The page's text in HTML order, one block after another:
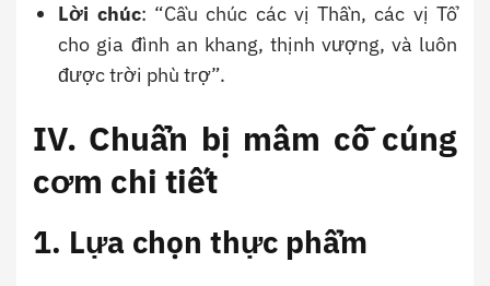
Lời chúc: “Cầu chúc các vị Thần, các vị Tổ
cho gia đình an khang, thịnh vượng, và luôn
được trời phù trợ”.
IV. Chuẩn bị mâm cỗ cúng
cơm chi tiết
1. Lựa chọn thực phẩm